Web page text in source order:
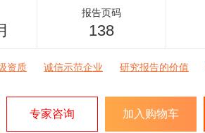
报告页码
138
资质 诚信示范企业 研究报告的价值
专家咨询 加入购物车